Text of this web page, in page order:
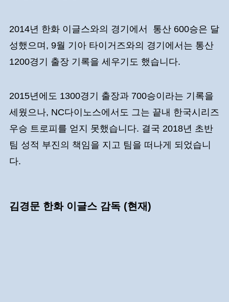
2014년 한화 이글스와의 경기에서 통산 600승은 달
성했으며, 9월 기아 타이거즈와의 경기에서는 통산
1200경기 출장 기록을 세우기도 했습니다.
2015년에도 1300경기 출장과 700승이라는 기록을
세웠으나, NC다이노스에서도 그는 끝내 한국시리즈
우승 트로피를 얻지 못했습니다. 결국 2018년 초반
팀 성적 부진의 책임을 지고 팀을 떠나게 되었습니
다.
김경문 한화 이글스 감독 (현재)